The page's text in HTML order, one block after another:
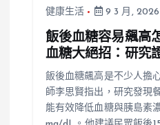
健康生活 9 3 月, 2026
飯後血糖容易飆高
血糖大絕招：研究
飯後血糖飆高是不少人擔
師李思賢指出，研究發現
能有效降低血糖與胰島素